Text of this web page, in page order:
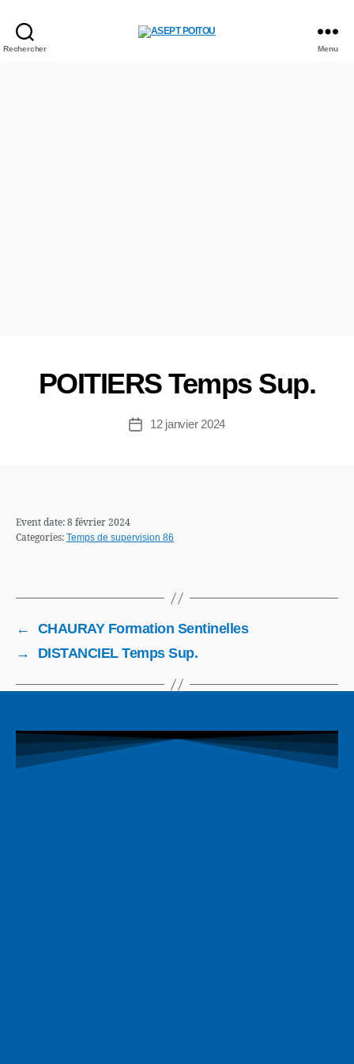
Rechercher Menu
POITIERS Temps Sup.
12 janvier 2024
Event date: 8 février 2024
Categories: Temps de supervision 86
←
CHAURAY Formation Sentinelles
→
DISTANCIEL Temps Sup.